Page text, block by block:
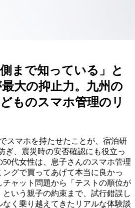
まで知っている」と
大の抑止力。九州の
ものスマホ管理のリ
スマホを持たせたことが、宿泊研
ぎ、震災時の安否確認にも役立っ
代女性は、息子さんのスマホ管理
グで買ってあげて本当に良かっ
ャット問題から「テストの順位が
いう親子の約束まで、試行錯誤し
く乗り越えてきたリアルな体験談